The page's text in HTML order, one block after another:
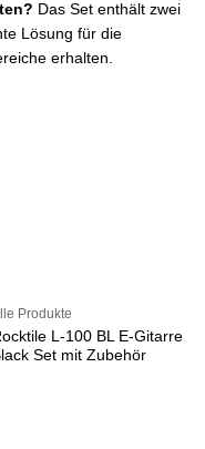
Das Set enthält zwei
Lösung für die
erhalten.
Produkte
L-100 BL E-Gitarre
Set mit Zubehör